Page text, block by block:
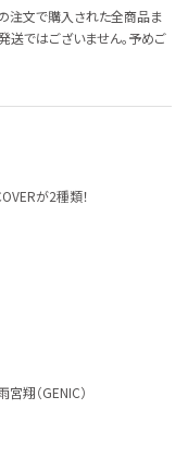
注文で購入された全商品ま
送ではございません。予めご
が2種類！
翔（GENIC）